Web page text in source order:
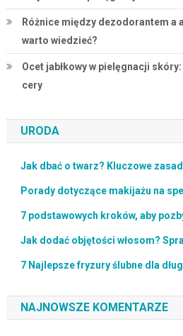
Różnice między dezodorantem a
warto wiedzieć?
Ocet jabłkowy w pielęgnacji
cery
URODA
Jak dbać o twarz? Kluczowe
Porady dotyczące makijażu na
7 podstawowych kroków, aby
Jak dodać objętości włosom?
7 Najlepsze fryzury ślubne dla
NAJNOWSZE KOMENTARZE